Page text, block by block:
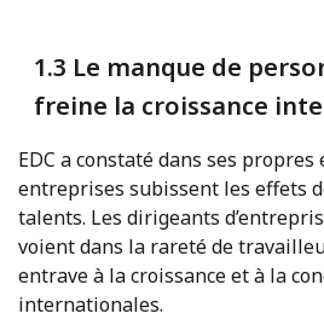
1.3 Le manque de
freine la croissance
EDC a constaté dans ses propres
entreprises subissent les effets
talents. Les dirigeants
voient dans la rareté de
entrave à la croissance et à la
internationales.